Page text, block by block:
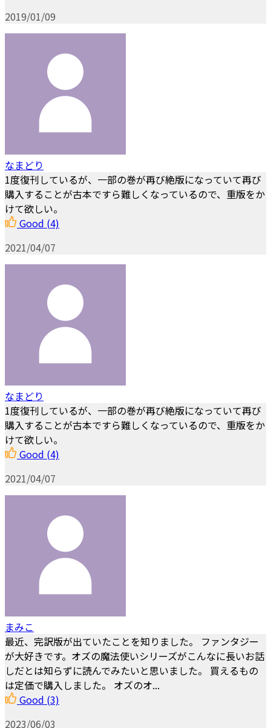
2019/01/09
なまどり
1度復刊しているが、一部の巻が再び絶版になっていて再び
購入することが古本ですら難しくなっているので、重版をか
けて欲しい。
Good (4)
2021/04/07
なまどり
1度復刊しているが、一部の巻が再び絶版になっていて再び
購入することが古本ですら難しくなっているので、重版をか
けて欲しい。
Good (4)
2021/04/07
まみこ
最近、完訳版が出ていたことを知りました。 ファンタジー
が大好きです。オズの魔法使いシリーズがこんなに長いお話
しだとは知らずに読んでみたいと思いました。 買えるもの
は定価で購入しました。 オズのオ...
Good (3)
2023/06/03